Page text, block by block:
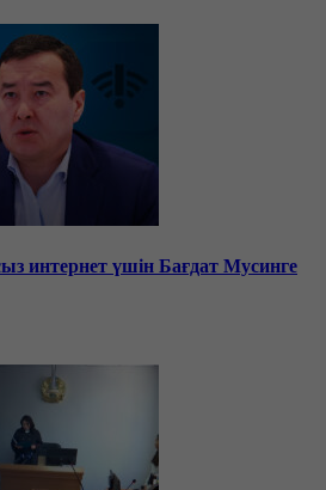
интернет үшін Бағдат Мусинге